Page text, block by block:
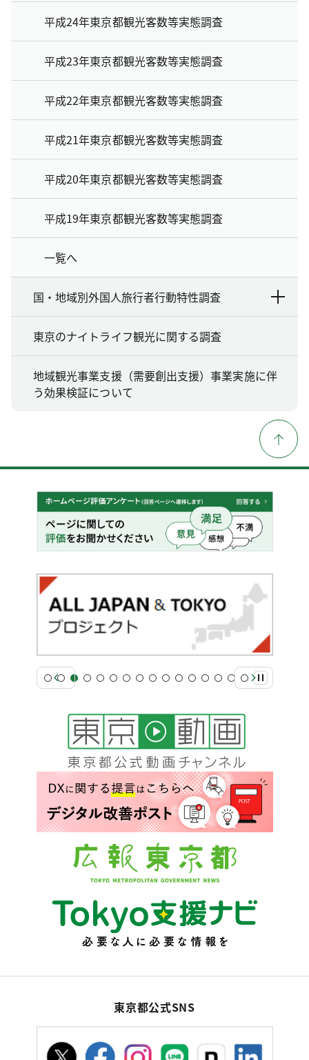
平成24年東京都観光客数等実態調査
平成23年東京都観光客数等実態調査
平成22年東京都観光客数等実態調査
平成21年東京都観光客数等実態調査
平成20年東京都観光客数等実態調査
平成19年東京都観光客数等実態調査
一覧へ
国・地域別外国人旅行者行動特性調査
東京のナイトライフ観光に関する調査
地域観光事業支援（需要創出支援）事業実施に伴
う効果検証について
東京都公式SNS